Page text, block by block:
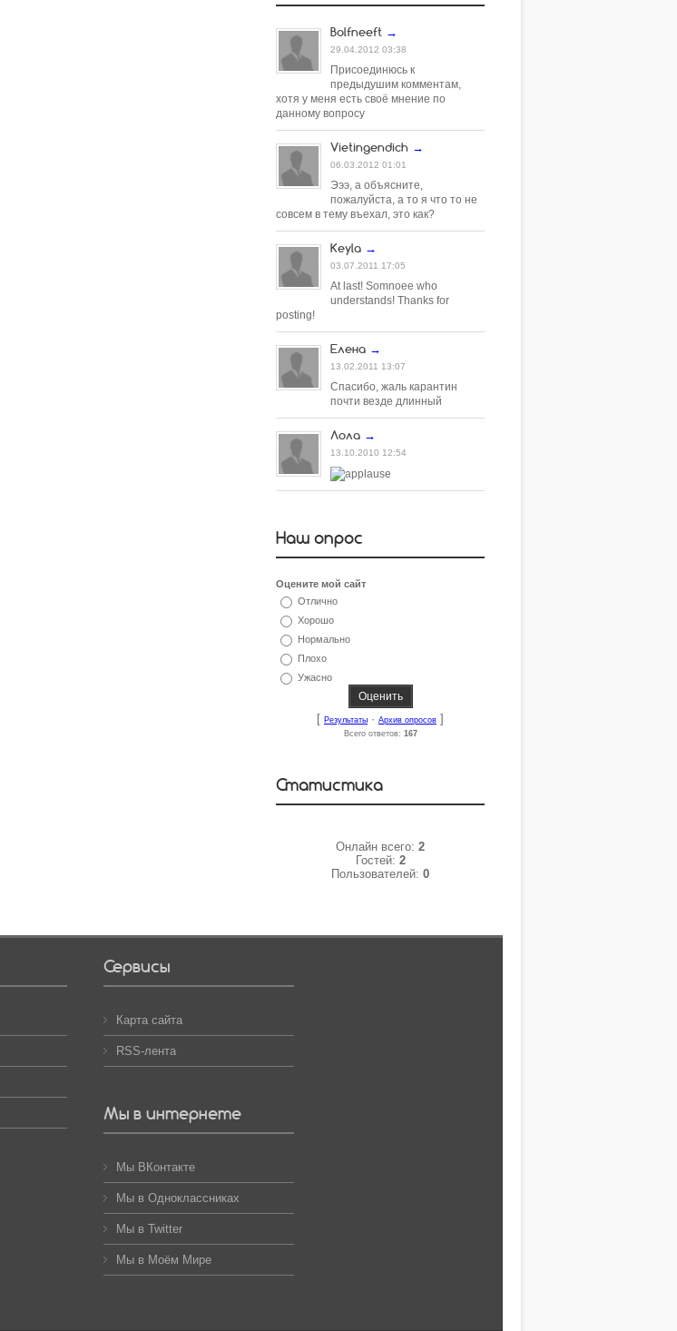
Bolfneeft →
29.04.2012 03:38
Присоединюсь к
предыдушим комментам,
хотя у меня есть своё мнение по
данному вопросу
Vietingendich →
06.03.2012 01:01
Эээ, а объясните,
пожалуйста, а то я что то не
совсем в тему въехал, это как?
Keyla →
03.07.2011 17:05
At last! Somnoee who
understands! Thanks for
posting!
Елена →
13.02.2011 13:07
Спасибо, жаль карантин
почти везде длинный
Лола →
13.10.2010 12:54
Наш опрос
Оцените мой сайт
Отлично
Хорошо
Нормально
Плохо
Ужасно
[ Результаты · Архив опросов ]
Всего ответов: 167
Статистика
Онлайн всего: 2
Гостей: 2
Пользователей: 0
Сервисы
Карта сайта
RSS-лента
Мы в интернете
Мы ВКонтакте
Мы в Одноклассниках
Мы в Twitter
Мы в Моём Мире